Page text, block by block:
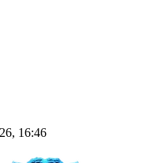
16:46